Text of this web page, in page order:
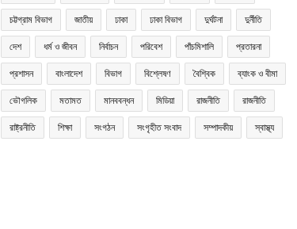
চট্টগ্রাম বিভাগ জাতীয় ঢাকা ঢাকা বিভাগ দুর্ঘটনা দুর্নীতি
দেশ ধর্ম ও জীবন নির্বাচন পরিবেশ পাঁচমিশালি প্রতারনা
প্রশাসন বাংলাদেশ বিভাগ বিশ্লেষণ বৈশ্বিক ব্যাংক ও বীমা
ভৌগলিক মতামত মানববন্ধন মিডিয়া রাজনীতি রাজনীতি
রাষ্ট্রনীতি শিক্ষা সংগঠন সংগৃহীত সংবাদ সম্পাদকীয় স্বাস্থ্য